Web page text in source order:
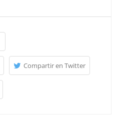
Compartir en Twitter